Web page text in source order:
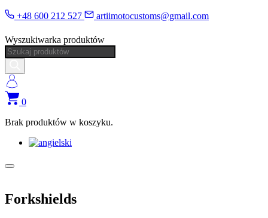
+48 600 212 527 artiimotocustoms@gmail.com
Wyszukiwarka produktów
0
Brak produktów w koszyku.
Forkshields